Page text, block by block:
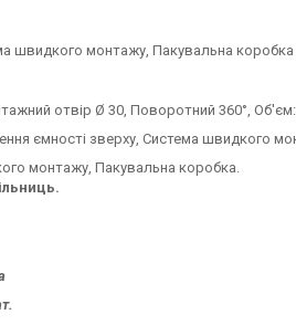
швидкого монтажу, Пакувальна коробка
отвір Ø 30, Поворотний 360°,
ємності зверху, Система швидкого
монтажу, Пакувальна коробка.